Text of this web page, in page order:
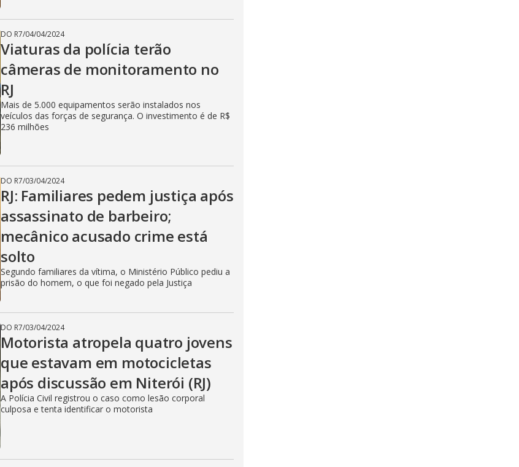
DO R7/04/04/2024
Viaturas da polícia terão
câmeras de monitoramento no
RJ
Mais de 5.000 equipamentos serão instalados nos
veículos das forças de segurança. O investimento é de R$
236 milhões
DO R7/03/04/2024
RJ: Familiares pedem justiça após
assassinato de barbeiro;
mecânico acusado crime está
solto
Segundo familiares da vítima, o Ministério Público pediu a
prisão do homem, o que foi negado pela Justiça
DO R7/03/04/2024
Motorista atropela quatro jovens
que estavam em motocicletas
após discussão em Niterói (RJ)
A Polícia Civil registrou o caso como lesão corporal
culposa e tenta identificar o motorista